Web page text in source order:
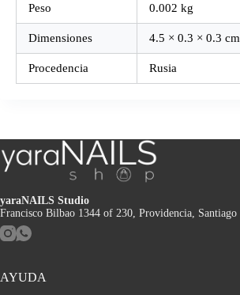
Peso 0.002 kg
Dimensiones 4.5 × 0.3 × 0.3 cm
Procedencia Rusia
yaraNAILS Studio
Francisco Bilbao 1344 of 230, Providencia, Santiago
AYUDA